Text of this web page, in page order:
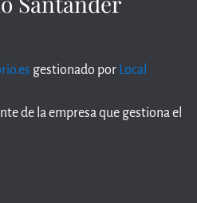
gestionado por Local
de la empresa que gestiona el